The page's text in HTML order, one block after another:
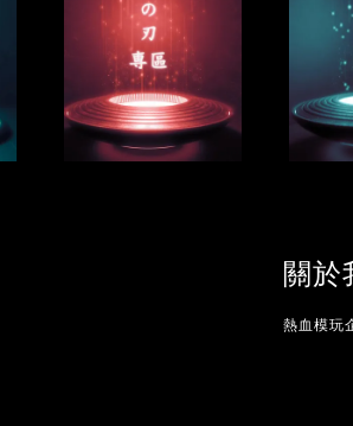
關於
熱血模玩